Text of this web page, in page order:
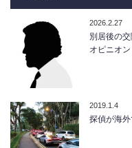
2026.2.27
別居後の
オピニオ
2019.1.4
探偵が海外